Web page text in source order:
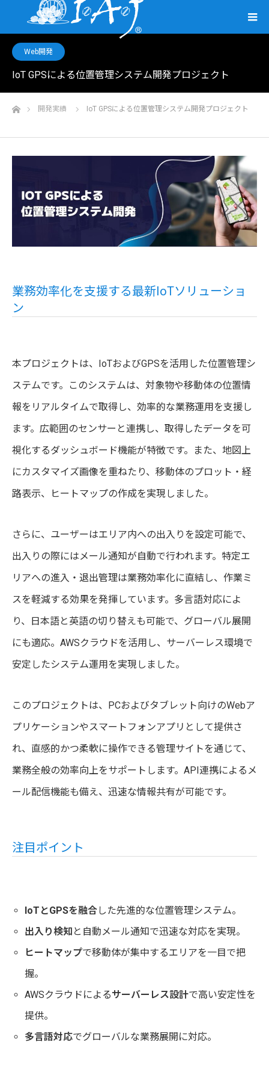
Web開発
IoT GPSによる位置管理システム開発プロジェクト
ホーム開発実績 IoT GPSによる位置管理システム開発プロジェクト
業務効率化を支援する最新IoTソリューショ
ン
本プロジェクトは、IoTおよびGPSを活用した位置管理シ
ステムです。このシステムは、対象物や移動体の位置情
報をリアルタイムで取得し、効率的な業務運用を支援し
ます。広範囲のセンサーと連携し、取得したデータを可
視化するダッシュボード機能が特徴です。また、地図上
にカスタマイズ画像を重ねたり、移動体のプロット・経
路表示、ヒートマップの作成を実現しました。
さらに、ユーザーはエリア内への出入りを設定可能で、
出入りの際にはメール通知が自動で行われます。特定エ
リアへの進入・退出管理は業務効率化に直結し、作業ミ
スを軽減する効果を発揮しています。多言語対応によ
り、日本語と英語の切り替えも可能で、グローバル展開
にも適応。AWSクラウドを活用し、サーバーレス環境で
安定したシステム運用を実現しました。
このプロジェクトは、PCおよびタブレット向けのWebア
プリケーションやスマートフォンアプリとして提供さ
れ、直感的かつ柔軟に操作できる管理サイトを通じて、
業務全般の効率向上をサポートします。API連携によるメ
ール配信機能も備え、迅速な情報共有が可能です。
注目ポイント
IoTとGPSを融合した先進的な位置管理システム。
出入り検知 と自動メール通知で迅速な対応を実現。
ヒートマップで移動体が集中するエリアを一目で把
握。
AWSクラウドによるサーバーレス設計で高い安定性を
提供。
多言語対応でグローバルな業務展開に対応。